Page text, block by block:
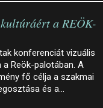
a REÖK-
konferenciát vizuális
Reök-palotában. A
fő célja a szakmai
és a…